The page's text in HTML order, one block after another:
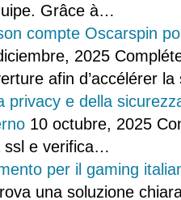
Grâce à…
compte Oscarspin
2025
afin d’accélérer
privacy e della
10 octubre, 2025
ssl e verifica…
per il gaming
una soluzione